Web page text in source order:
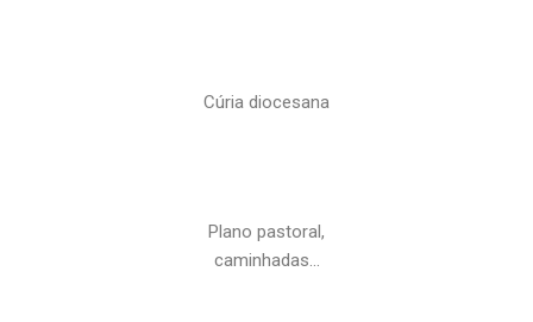
Cúria diocesana
Plano pastoral,
caminhadas…